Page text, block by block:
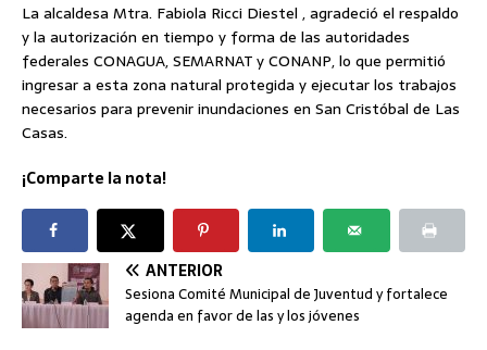
La alcaldesa Mtra. Fabiola Ricci Diestel , agradeció el respaldo
y la autorización en tiempo y forma de las autoridades
federales CONAGUA, SEMARNAT y CONANP, lo que permitió
ingresar a esta zona natural protegida y ejecutar los trabajos
necesarios para prevenir inundaciones en San Cristóbal de Las
Casas.
¡Comparte la nota!
ANTERIOR
Sesiona Comité Municipal de Juventud y fortalece
agenda en favor de las y los jóvenes